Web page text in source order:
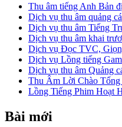
Thu âm tiếng Anh Bản
Dịch vụ thu âm quảng
Dịch vụ thu âm Tiếng
Dịch vụ thu âm khai
Dịch vụ Đọc TVC,
Dịch vụ Lồng tiếng
Dịch vụ thu âm Quảng
Thu Âm Lời Chào
Lồng Tiếng Phim Hoạt
Bài mới